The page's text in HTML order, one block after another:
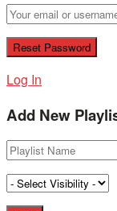
Log In
Add New